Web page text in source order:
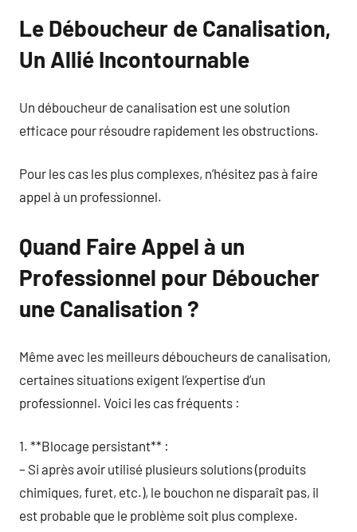
Le Déboucheur de Canalisation,
Un Allié Incontournable
Un déboucheur de canalisation est une solution
efficace pour résoudre rapidement les obstructions.
Pour les cas les plus complexes, n’hésitez pas à faire
appel à un professionnel.
Quand Faire Appel à un
Professionnel pour Déboucher
une Canalisation ?
Même avec les meilleurs déboucheurs de canalisation,
certaines situations exigent l’expertise d’un
professionnel. Voici les cas fréquents :
1. **Blocage persistant** :
– Si après avoir utilisé plusieurs solutions (produits
chimiques, furet, etc.), le bouchon ne disparaît pas, il
est probable que le problème soit plus complexe.